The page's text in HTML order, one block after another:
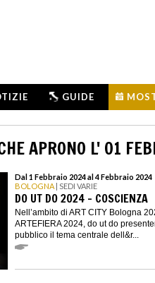
GUIDE
APRONO L' 01
Dal 1 Febbraio 2024 al 4 Febbraio 2024
BOLOGNA | SEDI VARIE
DO UT DO 2024 - COSCIENZA
Nell’ambito di ART CITY Bologna
ARTEFIERA 2024, do ut do
pubblico il tema centrale dell&r...